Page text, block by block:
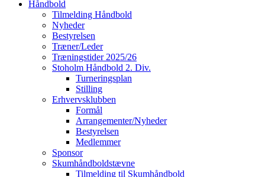
Håndbold
Tilmelding Håndbold
Nyheder
Bestyrelsen
Træner/Leder
Træningstider 2025/26
Stoholm Håndbold 2. Div.
Turneringsplan
Stilling
Erhvervsklubben
Formål
Arrangementer/Nyheder
Bestyrelsen
Medlemmer
Sponsor
Skumhåndboldstævne
Tilmelding til Skumhåndbold